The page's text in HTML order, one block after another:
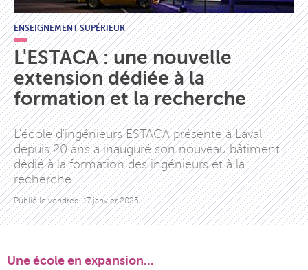
ENSEIGNEMENT SUPÉRIEUR
L'ESTACA : une nouvelle
extension dédiée à la
formation et la recherche
L'école d'ingénieurs ESTACA présente à Laval
depuis 20 ans a inauguré son nouveau bâtiment
dédié à la formation des ingénieurs et à la
recherche.
Publié levendredi 17 janvier 2025
Une école en expansion...